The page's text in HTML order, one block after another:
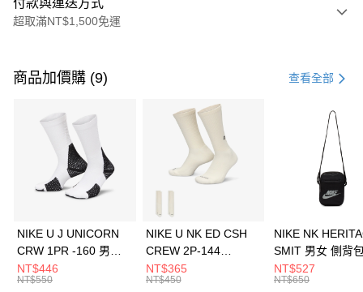
付款與運送方式
超取滿NT$1,500免運
信用卡一次付款
3 期 0 利率 每期 21家銀行
合作金庫商業銀行
第一商業銀行
華南商業銀行
彰化商業銀行
上海商業儲蓄銀行
元大商業銀行
Apple Pay
全盈+PAY
AFTEE先享後付
商品加價購 (9) 查看全部
NIKE U J UNICORN
CRW 1PR -160 男女
中統襪 FZ3393100
NT$446
NT$550
NIKE U NK ED CSH
CREW 2P-144
EMBRDY 男女 短統襪
FZ3073133
NT$365
NT$450
NIKE NK
SMIT 男女 側背
BA5871010
NT$527
NT$650